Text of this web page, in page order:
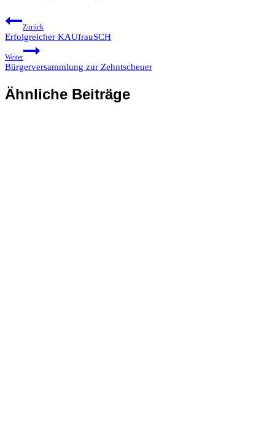
Zurück
Erfolgreicher KAUfrauSCH
Weiter
Bürgerversammlung zur Zehntscheuer
Ähnliche Beiträge